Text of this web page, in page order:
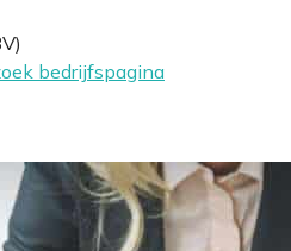
bedrijfspagina